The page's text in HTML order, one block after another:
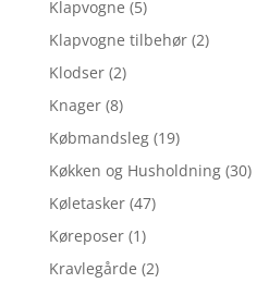
Klapvogne (5)
Klapvogne tilbehør (2)
Klodser (2)
Knager (8)
Købmandsleg (19)
Køkken og Husholdning (30)
Køletasker (47)
Køreposer (1)
Kravlegårde (2)